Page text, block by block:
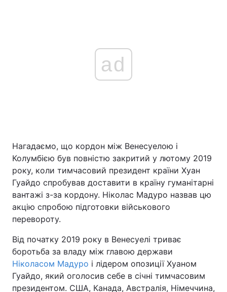
ad
Нагадаємо, що кордон між Венесуелою і
Колумбією був повністю закритий у лютому 2019
року, коли тимчасовий президент країни Хуан
Гуайдо спробував доставити в країну гуманітарні
вантажі з-за кордону. Ніколас Мадуро назвав цю
акцію спробою підготовки військового
перевороту.
Від початку 2019 року в Венесуелі триває
боротьба за владу між главою держави
Ніколасом Мадуро і лідером опозиції Хуаном
Гуайдо, який оголосив себе в січні тимчасовим
президентом. США, Канада, Австралія, Німеччина,